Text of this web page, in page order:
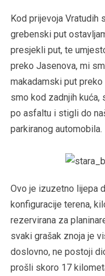
Kod prijevoja Vratudih
grebenski put
presjekli put, te
preko Jasenova, mi
makadamski put
smo kod zadnjih kuća,
po asfaltu i stigli do
parkiranog automobila.
Ovo je izuzetno lijepa
konfiguracije terena,
rezervirana za
svaki grašak znoja je
doslovno, ne postoji
prošli skoro 17